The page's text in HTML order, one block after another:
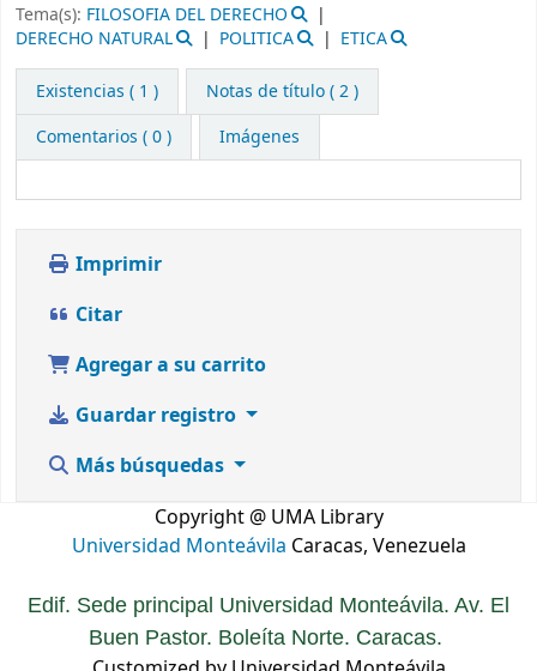
Tema(s): FILOSOFIA DEL DERECHO
DERECHO NATURAL
POLITICA ETICA
Existencias ( 1 )
Notas de título ( 2 )
Comentarios ( 0 )
Imágenes
Imprimir
Citar
Agregar a su carrito
Guardar registro
Más búsquedas
Copyright @ UMA Library
Universidad Monteávila Caracas, Venezuela
Edif. Sede principal Universidad Monteávila. Av. El
Buen Pastor. Boleíta Norte. Caracas.